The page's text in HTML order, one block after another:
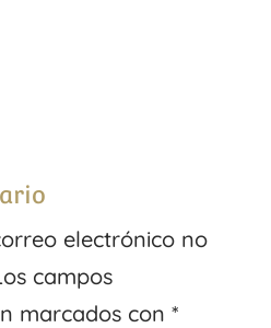
electrónico no
campos
marcados con *